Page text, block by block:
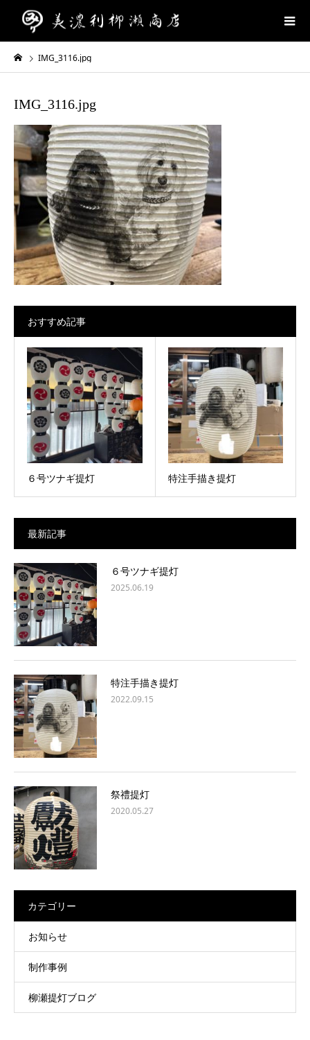
IMG_3116.jpg
IMG_3116.jpg
おすすめ記事
６号ツナギ提灯 特注手描き提灯
最新記事
６号ツナギ提灯
2025.06.19
特注手描き提灯
2022.09.15
祭禮提灯
2020.05.27
カテゴリー
お知らせ
制作事例
柳瀬提灯ブログ